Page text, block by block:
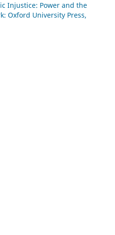
Injustice: Power and the
Oxford University Press,